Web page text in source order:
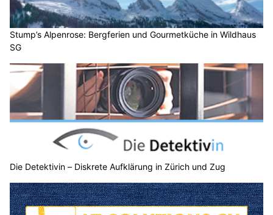
Stump’s Alpenrose: Bergferien und Gourmetküche in Wildhaus
SG
Die Detektivin – Diskrete Aufklärung in Zürich und Zug